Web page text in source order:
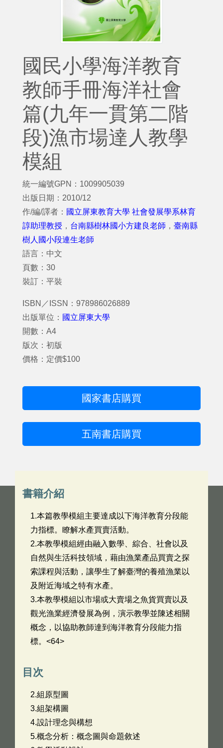
國民小學海洋教育
教師手冊海洋社會
篇(九年一貫第二階
段)漁市場達人教學
模組
統一編號GPN：1009905039
出版日期：2010/12
作/編/譯者： 國立屏東教育大學 社會發展學系林育
諄助理教授 ， 台南縣樹林國小方建良老師 ， 臺南縣
樹人國小段連生老師
語言：中文
頁數：30
裝訂：平裝
ISBN／ISSN：978986026889
出版單位： 國立屏東大學
開數：A4
版次：初版
價格：定價$100
國家書店購買
五南書店購買
書籍介紹
1.本篇教學模組主要達成以下海洋教育分段能
力指標。瞭解水產買賣活動。
2.本教學模組經由融入數學、綜合、社會以及
自然與生活科技領域，藉由漁業產品買賣之探
索課程與活動，讓學生了解臺灣的養殖漁業以
及附近海域之特有水產。
3.本教學模組以市場或大賣場之魚貨買賣以及
觀光漁業經濟發展為例，演示教學並陳述相關
概念，以協助教師達到海洋教育分段能力指
標。<64>
目次
2.組原型圖
3.組架構圖
4.設計理念與構想
5.概念分析：概念圖與命題敘述